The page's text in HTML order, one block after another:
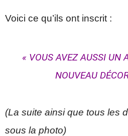
Voici ce qu’ils ont inscrit :
« VOUS AVEZ AUSSI UN
NOUVEAU
(La suite ainsi que tous les
sous la photo)